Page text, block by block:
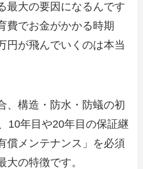
最大の要因になるんです
費でお金がかかる時期
円が飛んでいくのは本当
、構造・防水・防蟻の初
10年目や20年目の保証継
償メンテナンス」を必須
大の特徴です。